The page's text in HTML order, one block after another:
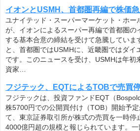
イオンとUSMH、首都圏再編で株価
ユナイテッド・スーパーマーケット・ホー
が、イオンによるスーパー再編で首都圏の
する基本合意の締結を受けて急騰していま
と、首都圏ではUSMHに、近畿圏ではダイ
です。このニュースを受け、USMHは年初
資家…
フジテック、EQTによるTOBで売買
フジテックは、投資ファンドEQT（
株5700円での公開買付け（TOB）開始予
て、東京証券取引所が株式の売買を一時停
4000億円超の規模と報じられています。